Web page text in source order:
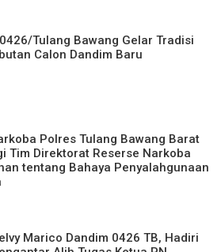
Tulang Bawang Gelar Tradisi
Calon Dandim Baru
Polres Tulang Bawang Barat
Tim Direktorat Reserse Narkoba
tentang Bahaya Penyalahgunaan
Marico Dandim 0426 TB, Hadiri